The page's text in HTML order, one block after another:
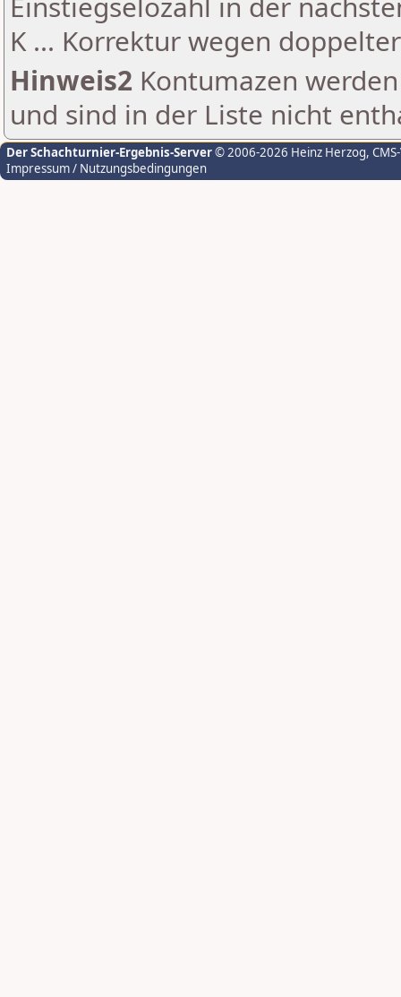
K ... Korrektur wegen
Hinweis2 Kontumazen
und sind in der Liste nicht
Der Schachturnier-Ergebnis-Server© 2006-2026 Heinz Herzog,
Impressum / Nutzungsbedingungen